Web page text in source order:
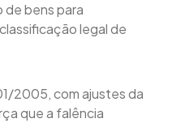
de bens para
legal de
2005, com ajustes da
que a falência